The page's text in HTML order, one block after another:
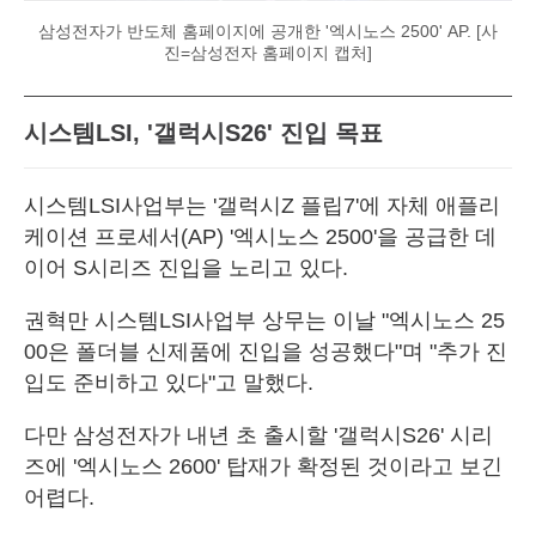
삼성전자가 반도체 홈페이지에 공개한 '엑시노스 2500' AP. [사
진=삼성전자 홈페이지 캡처]
시스템LSI, '갤럭시S26' 진입 목표
시스템LSI사업부는 '갤럭시Z 플립7'에 자체 애플리
케이션 프로세서(AP) '엑시노스 2500'을 공급한 데
이어 S시리즈 진입을 노리고 있다.
권혁만 시스템LSI사업부 상무는 이날 "엑시노스 25
00은 폴더블 신제품에 진입을 성공했다"며 "추가 진
입도 준비하고 있다"고 말했다.
다만 삼성전자가 내년 초 출시할 '갤럭시S26' 시리
즈에 '엑시노스 2600' 탑재가 확정된 것이라고 보긴
어렵다.